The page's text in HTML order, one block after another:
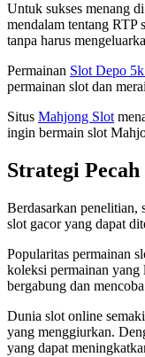
Untuk sukses menang
mendalam tentang RTP
tanpa harus
Permainan Slot Depo
permainan slot dan
Situs Mahjong Slot
ingin bermain slot
Strategi
Berdasarkan
slot gacor yang dapat
Popularitas permainan
koleksi permainan yang
bergabung dan
Dunia slot online
yang menggiurkan.
yang dapat